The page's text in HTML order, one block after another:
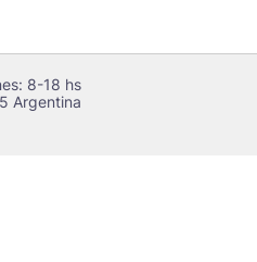
8-18 hs
Argentina